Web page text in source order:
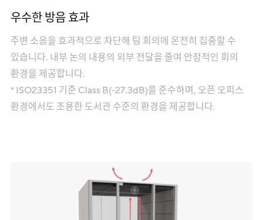
우수한 방음 효과
주변 소음을 효과적으로 차단해 팀 회의에 온전히 집중할 수
있습니다. 내부 논의 내용의 외부 전달을 줄여 안정적인 회의
환경을 제공합니다.
* ISO23351 기준 Class B(-27.3dB)를 준수하며, 오픈 오피스
환경에서도 조용한 도서관 수준의 환경을 제공합니다.